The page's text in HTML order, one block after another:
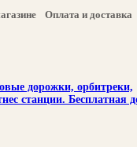
Оплата и доставка